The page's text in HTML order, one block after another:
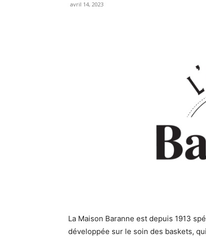
avril 14, 2023
La Maison Baranne est depuis 1913
développée sur le soin des baskets,